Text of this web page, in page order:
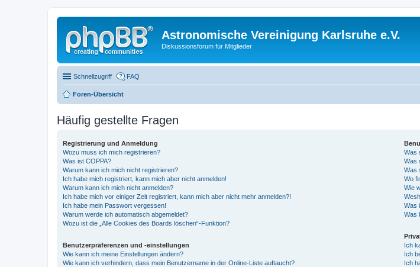
Astronomische Vereinigung Karlsruhe e.V.
Diskussionsforum für Mitglieder
Schnellzugriff FAQ
Foren-Übersicht
Häufig gestellte Fragen
Registrierung und Anmeldung
Wozu muss ich mich registrieren?
Was ist COPPA?
Warum kann ich mich nicht registrieren?
Ich habe mich registriert, kann mich aber nicht anmelden!
Warum kann ich mich nicht anmelden?
Ich habe mich vor einiger Zeit registriert, kann mich aber nicht mehr anmelden?!
Ich habe mein Passwort vergessen!
Warum werde ich automatisch abgemeldet?
Wozu ist die „Alle Cookies des Boards löschen“-Funktion?
Benutzerpräferenzen und -einstellungen
Wie kann ich meine Einstellungen ändern?
Wie kann ich verhindern, dass mein Benutzername in der Online-Liste auftaucht?
Was
Was
Was
Wo
Wie
Was
Was
Ich
Ich
Ich